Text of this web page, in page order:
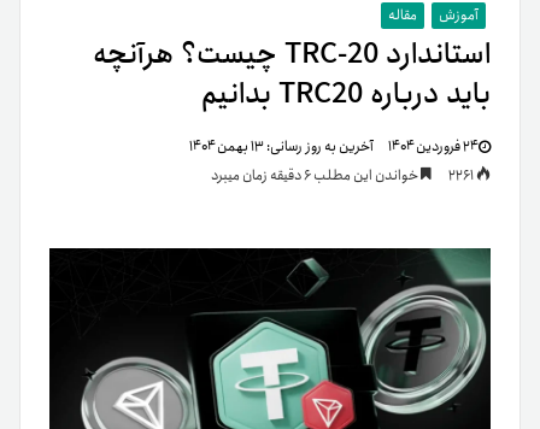
آموزش مقاله
استاندارد TRC-20 چیست؟ هرآنچه
باید درباره TRC20 بدانیم
۲۴ فروردین ۱۴۰۴ آخرین به روز رسانی:۱۳ بهمن ۱۴۰۴
خواندن این مطلب 6 دقیقه زمان میبرد